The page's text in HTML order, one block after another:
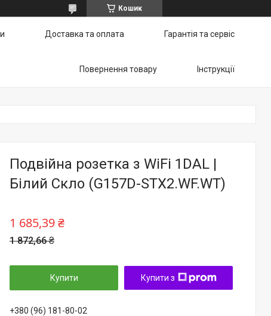
Кошик
Доставка та оплата Гарантія та сервіс
Повернення товару Інструкції
Подвійна розетка з WiFi 1DAL |
Білий Скло (G157D-STX2.WF.WT)
1 872,66 ₴
1 685,39 ₴
Купити Купити з
+380 (96) 181-80-02